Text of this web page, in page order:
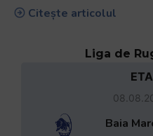
Citește articolul
Liga de
Baia